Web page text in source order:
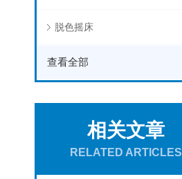
脱色摇床
查看全部
相关文章
RELATED ARTICLES